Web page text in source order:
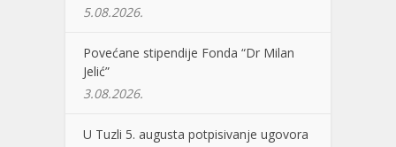
5.08.2026.
Povećane stipendije Fonda “Dr Milan
Jelić”
3.08.2026.
U Tuzli 5. augusta potpisivanje ugovora